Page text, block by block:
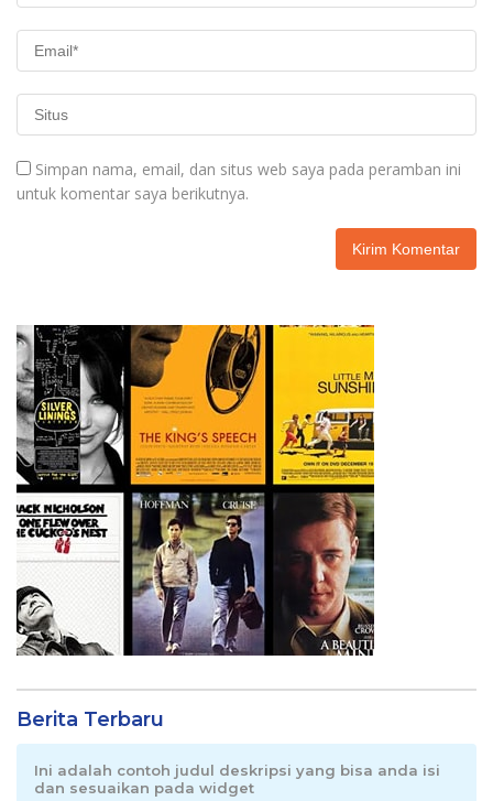
Simpan nama, email, dan situs web saya pada peramban ini
untuk komentar saya berikutnya.
Berita Terbaru
Ini adalah contoh judul deskripsi yang bisa anda isi
dan sesuaikan pada widget